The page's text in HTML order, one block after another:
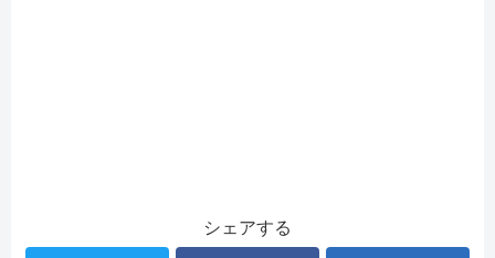
シェアする